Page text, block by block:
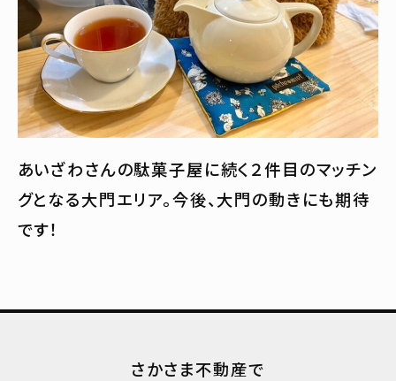
あいざわさんの駄菓子屋に続く２件目のマッチン
グとなる大門エリア。今後、大門の動きにも期待
です！
さかさま不動産で